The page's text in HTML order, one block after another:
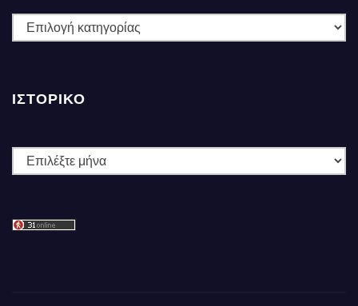
ΚΑΤΗΓΟΡΙΕΣ
ΙΣΤΟΡΙΚΌ
Ιστορικό